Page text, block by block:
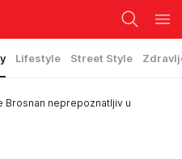
Lifestyle Street Style
Brosnan neprepoznatljiv u